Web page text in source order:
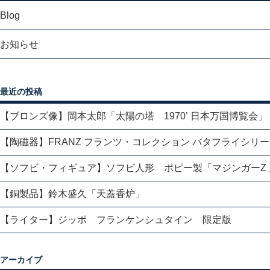
Blog
お知らせ
最近の投稿
【ブロンズ像】岡本太郎「太陽の塔 1970’ 日本万国博覧会」
【陶磁器】FRANZ フランツ・コレクション バタフライシリ
【ソフビ・フィギュア】ソフビ人形 ポピー製「マジンガーZ
【銅製品】鈴木盛久「天蓋香炉」
【ライター】ジッポ フランケンシュタイン 限定版
アーカイブ